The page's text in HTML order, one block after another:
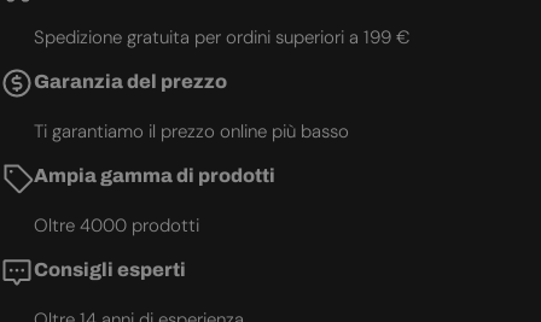
Spedizione gratuita per ordini superiori a 199 €
Garanzia del prezzo
Ti garantiamo il prezzo online più basso
Ampia gamma di prodotti
Oltre 4000 prodotti
Consigli esperti